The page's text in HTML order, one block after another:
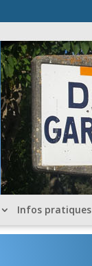
Infos pratiques